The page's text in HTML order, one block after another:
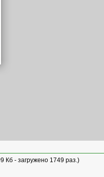
Кб - загружено 1749 раз.)